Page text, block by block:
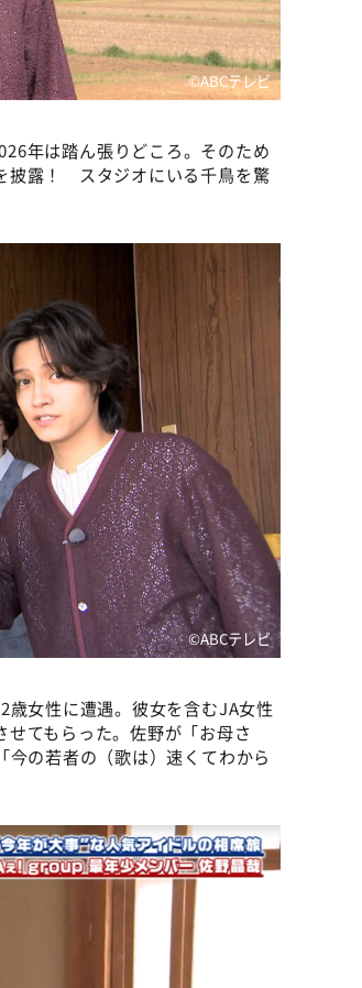
©ABCテレビ
年は踏ん張りどころ。そのため
披露！ スタジオにいる千鳥を驚
©ABCテレビ
歳女性に遭遇。彼女を含むJA女性
てもらった。佐野が「お母さ
の若者の（歌は）速くてわから